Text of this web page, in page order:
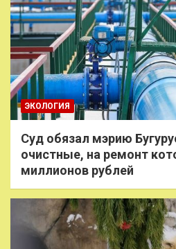
ЭКОЛОГИЯ
Суд обязал мэрию
очистные, на ремонт
миллионов рублей